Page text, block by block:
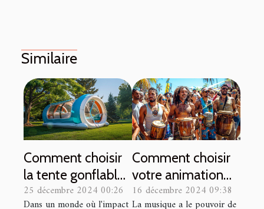
Similaire
Comment choisir
la tente gonflable
idéale pour
25 décembre 2024 00:26
Dans un monde où l'impact
Comment choisir
votre animation
musicale pour des
16 décembre 2024 09:38
La musique a le pouvoir de